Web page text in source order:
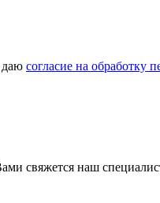
согласие на обработку
свяжется наш